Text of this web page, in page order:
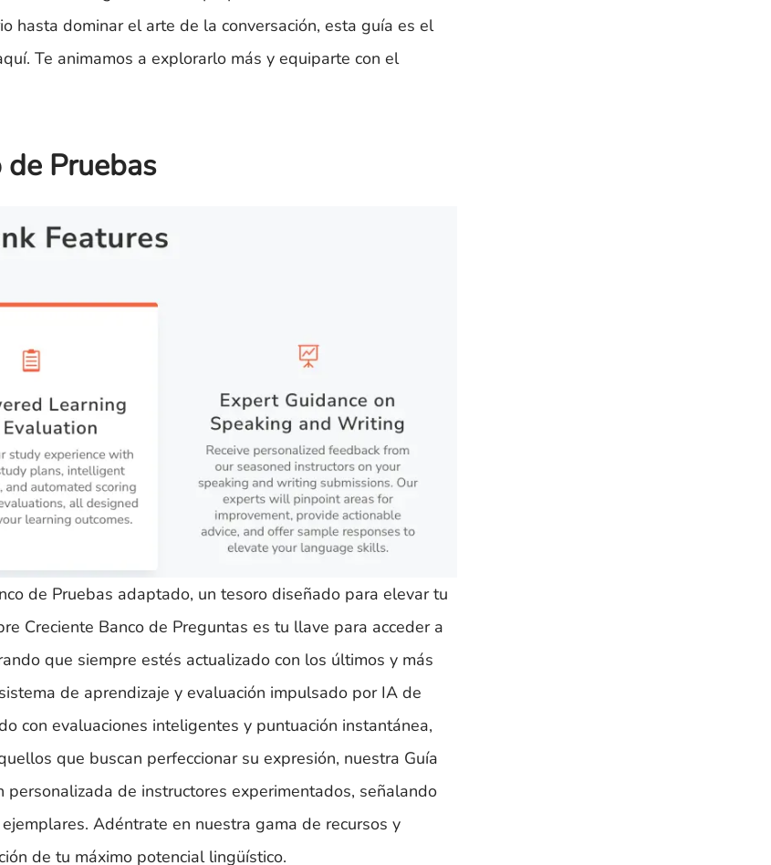
hasta dominar el arte de la conversación, esta guía es el
Te animamos a explorarlo más y equiparte con el
Pruebas
de Pruebas adaptado, un tesoro diseñado para elevar tu
Creciente Banco de Preguntas es tu llave para acceder a
que siempre estés actualizado con los últimos y más
de aprendizaje y evaluación impulsado por IA de
con evaluaciones inteligentes y puntuación instantánea,
que buscan perfeccionar su expresión, nuestra Guía
de instructores experimentados, señalando
Adéntrate en nuestra gama de recursos y
de tu máximo potencial lingüístico.